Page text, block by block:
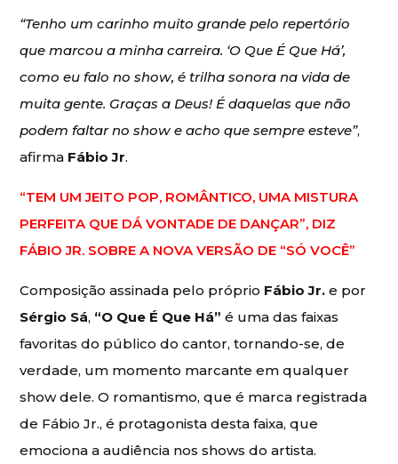
“Tenho um carinho muito grande pelo repertório
que marcou a minha carreira. ‘O Que É Que Há’,
como eu falo no show, é trilha sonora na vida de
muita gente. Graças a Deus! É daquelas que não
podem faltar no show e acho que sempre esteve”,
afirma Fábio Jr.
“TEM UM JEITO POP, ROMÂNTICO, UMA MISTURA
PERFEITA QUE DÁ VONTADE DE DANÇAR”, DIZ
FÁBIO JR. SOBRE A NOVA VERSÃO DE “SÓ VOCÊ”
Composição assinada pelo próprio Fábio Jr. e por
Sérgio Sá, “O Que É Que Há” é uma das faixas
favoritas do público do cantor, tornando-se, de
verdade, um momento marcante em qualquer
show dele. O romantismo, que é marca registrada
de Fábio Jr., é protagonista desta faixa, que
emociona a audiência nos shows do artista.